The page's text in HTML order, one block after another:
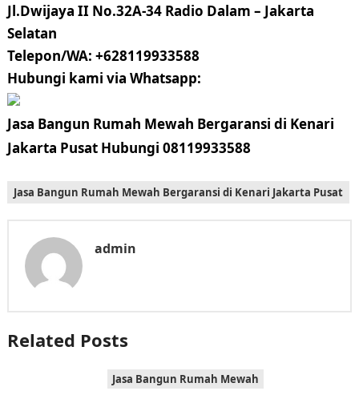
Jl.Dwijaya II No.32A-34 Radio Dalam – Jakarta
Selatan
Telepon/WA: +628119933588
Hubungi kami via Whatsapp:
Jasa Bangun Rumah Mewah Bergaransi di Kenari
Jakarta Pusat Hubungi 08119933588
Jasa Bangun Rumah Mewah Bergaransi di Kenari Jakarta Pusat
admin
Related Posts
Jasa Bangun Rumah Mewah